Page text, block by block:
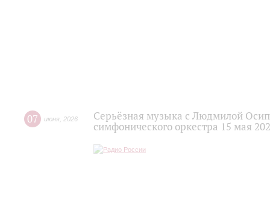
07 июня 2026
Серьёзная музыка с Людмилой
симфонического оркестра 15 мая